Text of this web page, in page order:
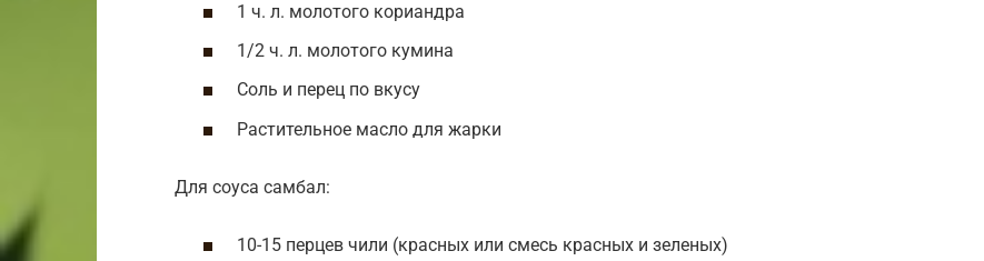
1 ч. л. молотого кориандра
1/2 ч. л. молотого кумина
Соль и перец по вкусу
Растительное масло для жарки
Для соуса самбал:
10-15 перцев чили (красных или смесь красных и зеленых)